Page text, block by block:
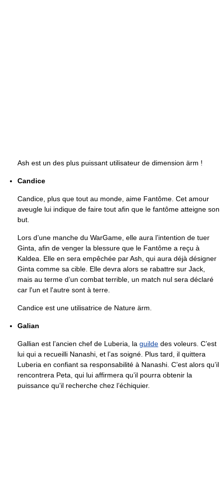
Ash est un des plus puissant utilisateur de dimension ärm !
Candice
Candice, plus que tout au monde, aime Fantôme. Cet amour
aveugle lui indique de faire tout afin que le fantôme atteigne son
but.
Lors d’une manche du WarGame, elle aura l’intention de tuer
Ginta, afin de venger la blessure que le Fantôme a reçu à
Kaldea. Elle en sera empêchée par Ash, qui aura déjà désigner
Ginta comme sa cible. Elle devra alors se rabattre sur Jack,
mais au terme d’un combat terrible, un match nul sera déclaré
car l'un et l'autre sont à terre.
Candice est une utilisatrice de Nature ärm.
Galian
Gallian est l’ancien chef de Luberia, la guilde des voleurs. C’est
lui qui a recueilli Nanashi, et l’as soigné. Plus tard, il quittera
Luberia en confiant sa responsabilité à Nanashi. C’est alors qu’il
rencontrera Peta, qui lui affirmera qu’il pourra obtenir la
puissance qu’il recherche chez l’échiquier.